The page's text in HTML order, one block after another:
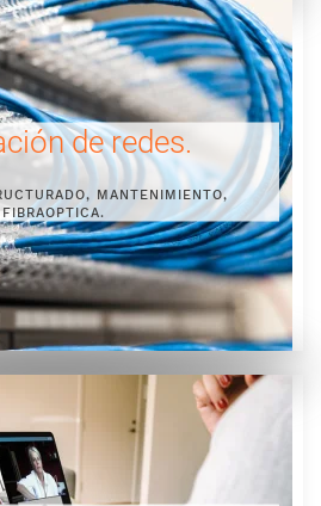
de redes.
MANTENIMIENTO,
FIBRAOPTICA.